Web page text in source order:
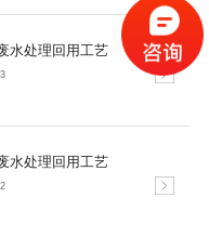
水处理回用工艺
水处理回用工艺